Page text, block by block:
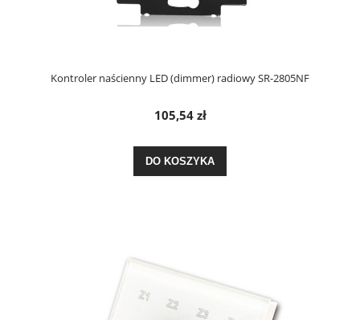
Kontroler naścienny LED (dimmer) radiowy SR-2805NF
105,54 zł
DO KOSZYKA